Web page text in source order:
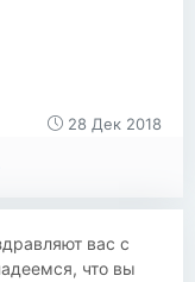
28 Дек 2018
вас с
что вы